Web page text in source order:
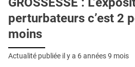
perturbateurs c’est 2
moins
Actualité publiée il y a 6 années 9 mois